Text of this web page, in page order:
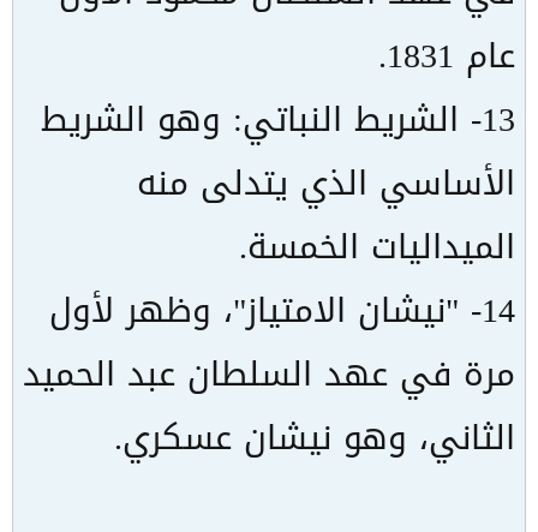
عام 1831.
13- الشريط النباتي: وهو الشريط
الأساسي الذي يتدلى منه
الميداليات الخمسة.
14- "نيشان الامتياز"، وظهر لأول
مرة في عهد السلطان عبد الحميد
الثاني، وهو نيشان عسكري.